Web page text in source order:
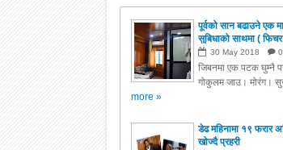
पूर्वको सान बढाउने एक
सुबिधाको साथमा ( फिचर
30 May 2018 0
जिबनमा एक पटक घुम्नै
गोकुलम जाउ। मोरंग।
more »
डेढ महिनामा १९ फरार
खोज्दै प्रहरी